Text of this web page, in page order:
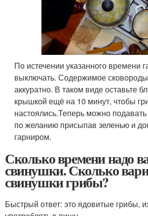
По истечении указанного времени
выключать. Содержимое
аккуратно. В таком виде оставьте
крышкой ещё на 10 минут, чтобы
настоялись.Теперь можно
по желанию присыпав зеленью и
гарниром.
Сколько времени надо
свинушки. Сколько
свинушки грибы?
Быстрый ответ: это ядовитые грибы,